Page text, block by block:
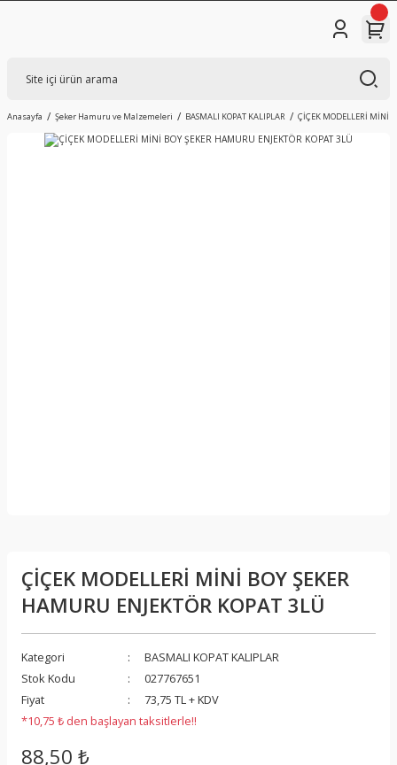
Anasayfa Şeker Hamuru ve Malzemeleri BASMALI KOPAT KALIPLAR ÇİÇEK MODELLERİ MİNİ
ÇİÇEK MODELLERİ MİNİ BOY ŞEKER
HAMURU ENJEKTÖR KOPAT 3LÜ
Kategori
BASMALI KOPAT KALIPLAR
Stok Kodu
027767651
Fiyat
73,75 TL + KDV
*10,75 ₺ den başlayan taksitlerle!!
88,50 ₺